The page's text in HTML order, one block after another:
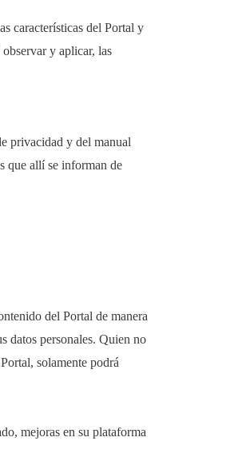
características del Portal y
y aplicar, las
privacidad y del manual
que allí se informan de
del Portal de manera
datos personales. Quien no
solamente podrá
mejoras en su plataforma